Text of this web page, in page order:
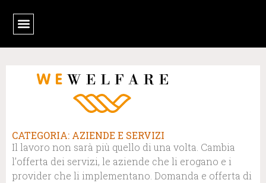
CATEGORIA: AZIENDE E SERVIZI
Il lavoro non sarà più quello di una volta. Cambia
l’offerta dei servizi, le aziende che li erogano e i
provider che li implementano. Domanda e offerta di